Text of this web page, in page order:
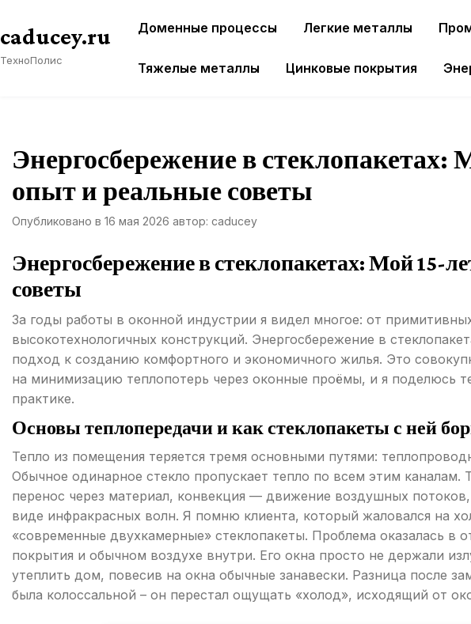
содержимому
caducey.ru
ТехноПолис
Доменные процессы Легкие металлы
Тяжелые металлы Цинковые покрытия
Энергосбережение в стеклопакетах:
опыт и реальные советы
Опубликовано в 16 мая 2026 автор: caducey
Энергосбережение в стеклопакетах: Мой 15-
советы
За годы работы в оконной индустрии я видел многое: от
высокотехнологичных конструкций. Энергосбережение в
подход к созданию комфортного и экономичного жилья. Это
на минимизацию теплопотерь через оконные проёмы, и я поделюсь
практике.
Основы теплопередачи и как стеклопакеты с ней
Тепло из помещения теряется тремя основными путями:
Обычное одинарное стекло пропускает тепло по всем этим
перенос через материал, конвекция — движение воздушных
виде инфракрасных волн. Я помню клиента, который жаловался на
«современные двухкамерные» стеклопакеты. Проблема оказалась в
покрытия и обычном воздухе внутри. Его окна просто не держали
утеплить дом, повесив на окна обычные занавески. Разница после
была колоссальной – он перестал ощущать «холод», исходящий от